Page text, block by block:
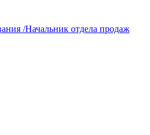
/Начальник отдела продаж